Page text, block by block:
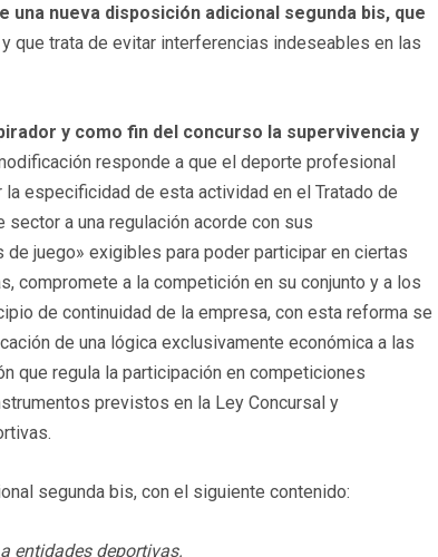
una nueva disposición adicional segunda bis, que
y que trata de evitar interferencias indeseables en las
y como fin del concurso la supervivencia y
responde a que el deporte profesional
especificidad de esta actividad en el Tratado de
a una regulación acorde con sus
juego» exigibles para poder participar en ciertas
compromete a la competición en su conjunto y a los
de continuidad de la empresa, con esta reforma se
de una lógica exclusivamente económica a las
que regula la participación en competiciones
previstos en la Ley Concursal y
segunda bis, con el siguiente contenido:
entidades deportivas.